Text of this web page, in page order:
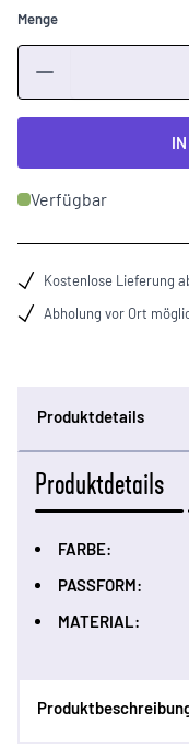
Menge
Verfügbar
Kostenlose Lieferung
Abholung vor Ort
Produktdetails
Produktdetails
FARBE:
PASSFORM:
MATERIAL: